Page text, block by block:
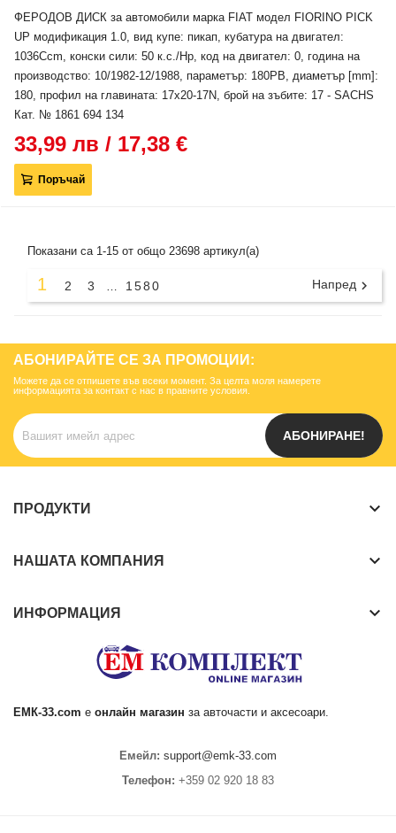
ФЕРОДОВ ДИСК за автомобили марка FIAT модел FIORINO PICK
UP модификация 1.0, вид купе: пикап, кубатура на двигател:
1036Ccm, конски сили: 50 к.с./Hp, код на двигател: 0, година на
производство: 10/1982-12/1988, параметър: 180PB, диаметър [mm]:
180, профил на главината: 17x20-17N, брой на зъбите: 17 - SACHS
Кат. № 1861 694 134
33,99 лв / 17,38 €
Поръчай
Показани са 1-15 от общо 23698 артикул(а)
1 2 3 … 1580 Напред 
АБОНИРАЙТЕ СЕ ЗА ПРОМОЦИИ:
Можете да се отпишете във всеки момент. За целта моля намерете
информацията за контакт с нас в правните условия.
АБОНИРАНЕ!
ПРОДУКТИ keyboard_arrow_down
НАШАТА КОМПАНИЯ keyboard_arrow_down
ИНФОРМАЦИЯ keyboard_arrow_down
ЕМК-33.com е онлайн магазин за авточасти и аксесоари.
Емейл: support@emk-33.com
Телефон: +359 02 920 18 83